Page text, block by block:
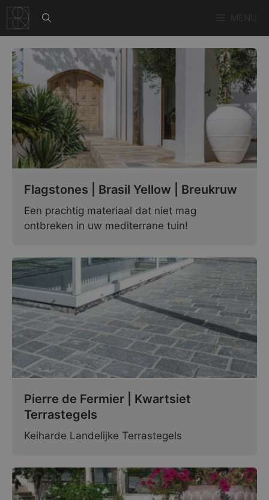
naar
de
inhoud
Flagstones | Brasil Yellow | Breukruw
Een prachtig materiaal dat niet mag
ontbreken in uw mediterrane tuin!
Pierre de Fermier | Kwartsiet
Terrastegels
Keiharde Landelijke Terrastegels